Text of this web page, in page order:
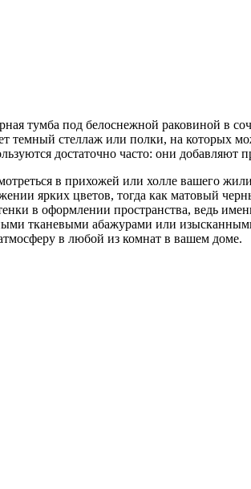
тумба под белоснежной раковиной в
стеллаж или полки, на которых
достаточно часто: они добавляют
в прихожей или холле вашего
ярких цветов, тогда как матовый
в оформлении пространства, ведь
тканевыми абажурами или
в любой из комнат в вашем доме.